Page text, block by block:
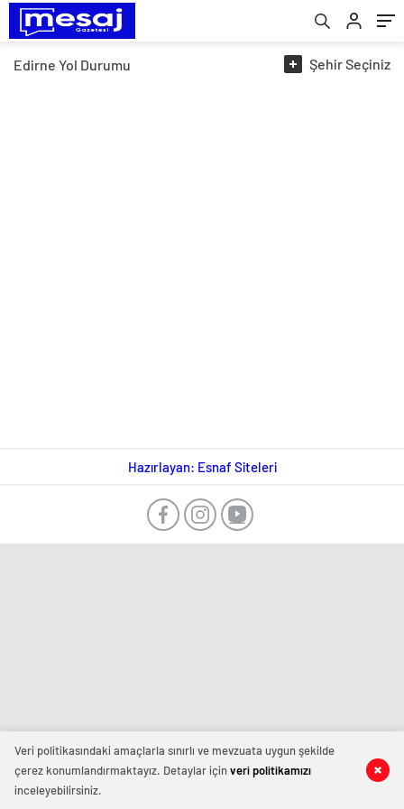
Edirne Yol Durumu ŞehirSeçiniz
Hazırlayan: Esnaf Siteleri
Veri politikasındaki amaçlarla sınırlı ve mevzuata uygun şekilde
çerez konumlandırmaktayız. Detaylar içinveri politikamızı
inceleyebilirsiniz.